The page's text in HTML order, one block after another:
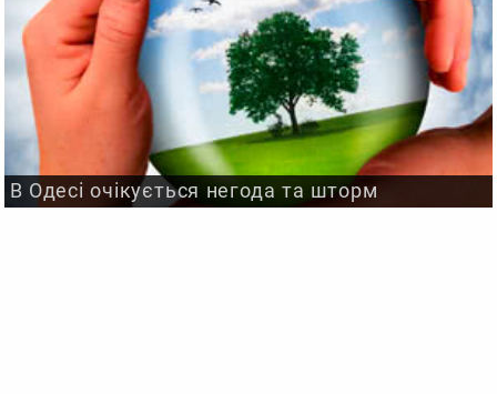
В Одесі очікується негода та шторм